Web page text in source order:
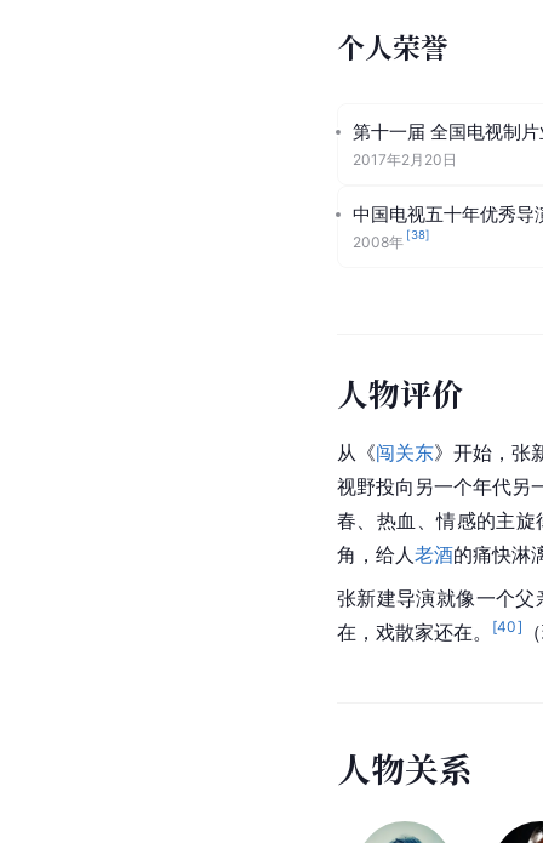
个人荣誉
第十一届 全国电视制
2017年2月20日
中国电视五十年优秀导
2008年 [38]
人物评价
从《闯关东》开始，张
视野投向另一个年代另
春、热血、情感的主
角，给人老酒的痛快淋
张新建导演就像一个
在，戏散家还在。
[40]
人物关系